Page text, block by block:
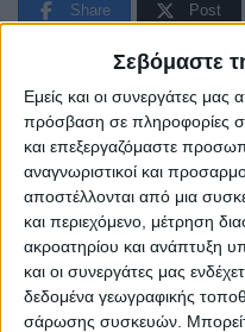
Σεβόμαστε
Εμείς και οι συνεργάτες
πρόσβαση σε πληροφορίες
και επεξεργαζόμαστε
αναγνωριστικοί και
αποστέλλονται από μια
και περιεχόμενο, μέτρηση
ακροατηρίου και ανάπτυξη
και οι συνεργάτες μας
δεδομένα γεωγραφικής
σάρωσης συσκευών.
Share Post